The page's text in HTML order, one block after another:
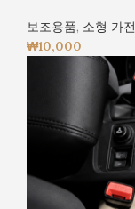
보조용품, 소형 가전
₩10,000